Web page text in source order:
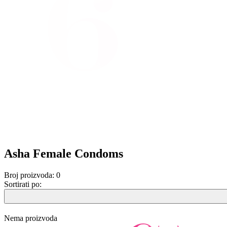
Asha Female Condoms
Broj proizvoda: 0
Sortirati po:
Nema proizvoda